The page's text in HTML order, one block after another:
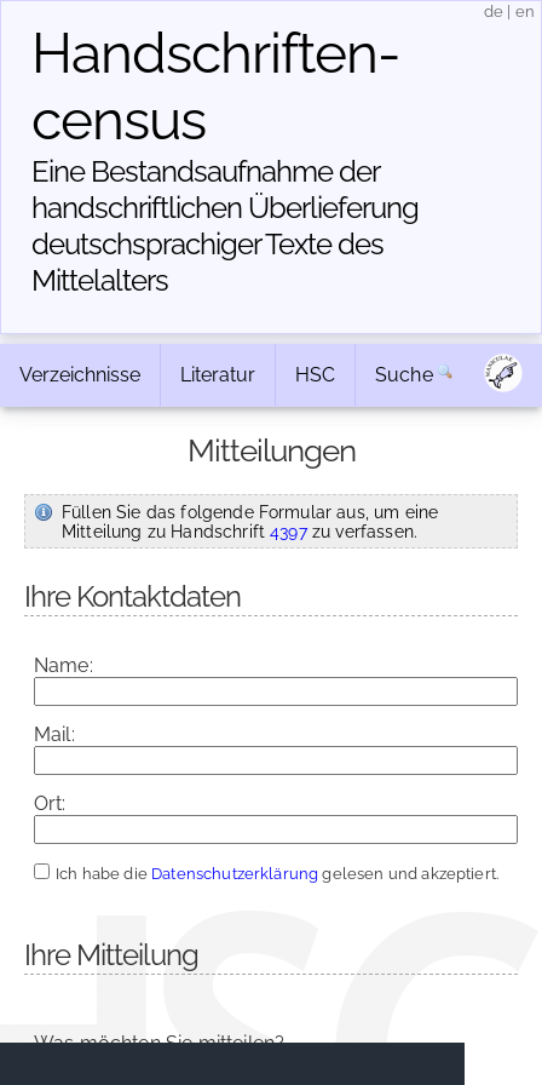
Handschriften­
census
Eine Bestandsaufnahme der
handschriftlichen Über­lieferung
deutschsprachiger Texte des
Mittelalters
de en
Verzeichnisse Literatur HSC Suche
Mitteilungen
Füllen Sie das folgende Formular aus, um eine
Mitteilung zu Handschrift4397zu verfassen.
Ihre Kontaktdaten
Name:
Mail:
Ort:
Ich habe die Datenschutzerklärung gelesen und akzeptiert.
Ihre Mitteilung
Was möchten Sie mitteilen?